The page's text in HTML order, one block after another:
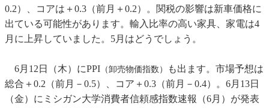
0.2）、コアは＋0.3（前月＋0.2）。関税の影響は新車価格に
出ている可能性があります。輸入比率の高い家具、家電は4
月に上昇していました。5月はどうでしょう。
6月12日（木）にPPI （卸売物価指数）
も出ます。市場予想は
総合＋0.2（前月－0.5）、コア＋0.3（前月－0.4）。6月13日
（金）にミシガン大学消費者信頼感指数速報（6月）が発表